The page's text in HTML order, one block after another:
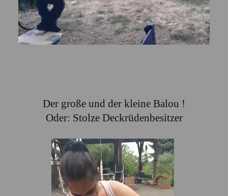
Der große und der kleine Balou !
Oder: Stolze Deckrüdenbesitzer